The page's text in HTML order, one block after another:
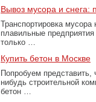
Вывоз мусора и
Транспортировка
плавильные
только …
Купить бетон в Москве
Попробуем представить,
нибудь строительной
бетон …